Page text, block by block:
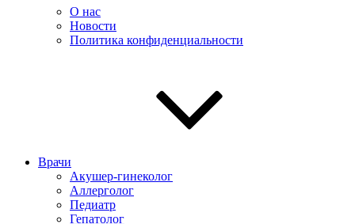
О нас
Новости
Политика конфиденциальности
Врачи
Акушер-гинеколог
Аллерголог
Педиатр
Гепатолог